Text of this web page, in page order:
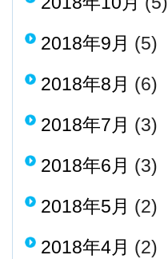
2018年9月 (5)
2018年8月 (6)
2018年7月 (3)
2018年6月 (3)
2018年5月 (2)
2018年4月 (2)